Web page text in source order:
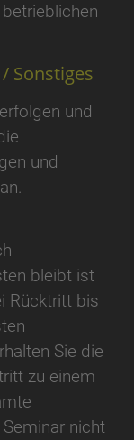
Sonstiges
und
und
bleibt ist
Rücktritt bis
Sie die
zu einem
nicht